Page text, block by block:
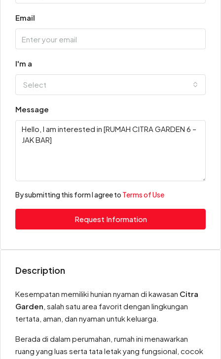
Email
I'm a
Select
Message
By submitting this form I agree to Terms of Use
Request Information
Description
Kesempatan memiliki hunian nyaman di kawasan Citra
Garden , salah satu area favorit dengan lingkungan
tertata, aman, dan nyaman untuk keluarga.
Berada di dalam perumahan, rumah ini menawarkan
ruang yang luas serta tata letak yang fungsional, cocok